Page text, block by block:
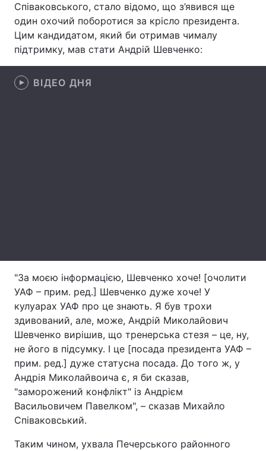
Співаковського, стало відомо, що з’явився ще
один охочий поборотися за крісло президента.
Цим кандидатом, який би отримав чималу
підтримку, мав стати Андрій Шевченко:
ВІДЕО ДНЯ
"За моєю інформацією, Шевченко хоче! [очолити
УАФ – прим. ред.] Шевченко дуже хоче! У
кулуарах УАФ про це знають. Я був трохи
здивований, але, може, Андрій Миколайович
Шевченко вирішив, що тренерська стезя – це, ну,
не його в підсумку. І це [посада президента УАФ –
прим. ред.] дуже статусна посада. До того ж, у
Андрія Миколайвоича є, я би сказав,
"заморожений конфлікт" із Андрієм
Васильовичем Павелком", – сказав Михайло
Співаковський.
Таким чином, ухвала Печерського районного